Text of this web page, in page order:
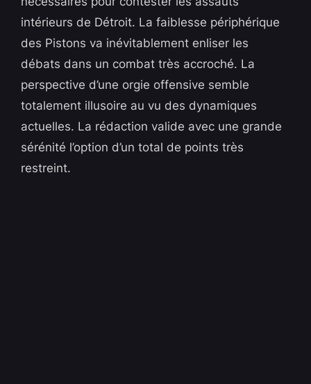
intérieurs de Détroit. La faiblesse périphérique
des Pistons va inévitablement enliser les
débats dans un combat très accroché. La
perspective d’une orgie offensive semble
totalement illusoire au vu des dynamiques
actuelles. La rédaction valide avec une grande
sérénité l’option d’un total de points très
restreint.